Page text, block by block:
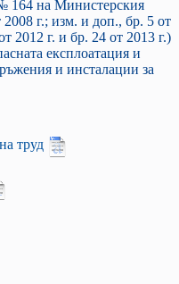
164 на Министерския
г.; изм. и доп., бр. 5 от
2012 г. и бр. 24 от 2013 г.)
експлоатация и
и инсталации за
труд